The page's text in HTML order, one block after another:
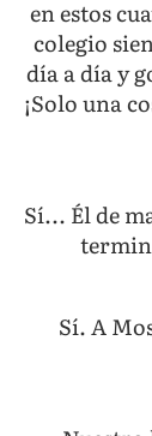
en estos
colegio
día a día y
¡Solo una
Sí... Él de
Sí. A